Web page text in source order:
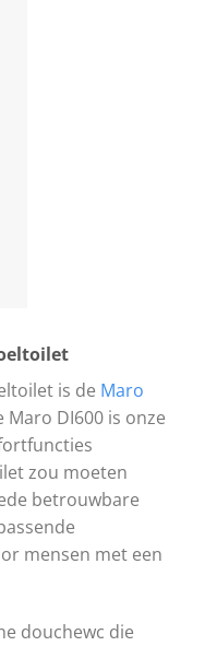
is de Maro
Maro DI600 is onze
zou moeten
betrouwbare
mensen met een
douchewc die